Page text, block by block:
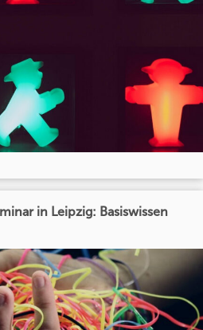
in Leipzig: Basiswissen